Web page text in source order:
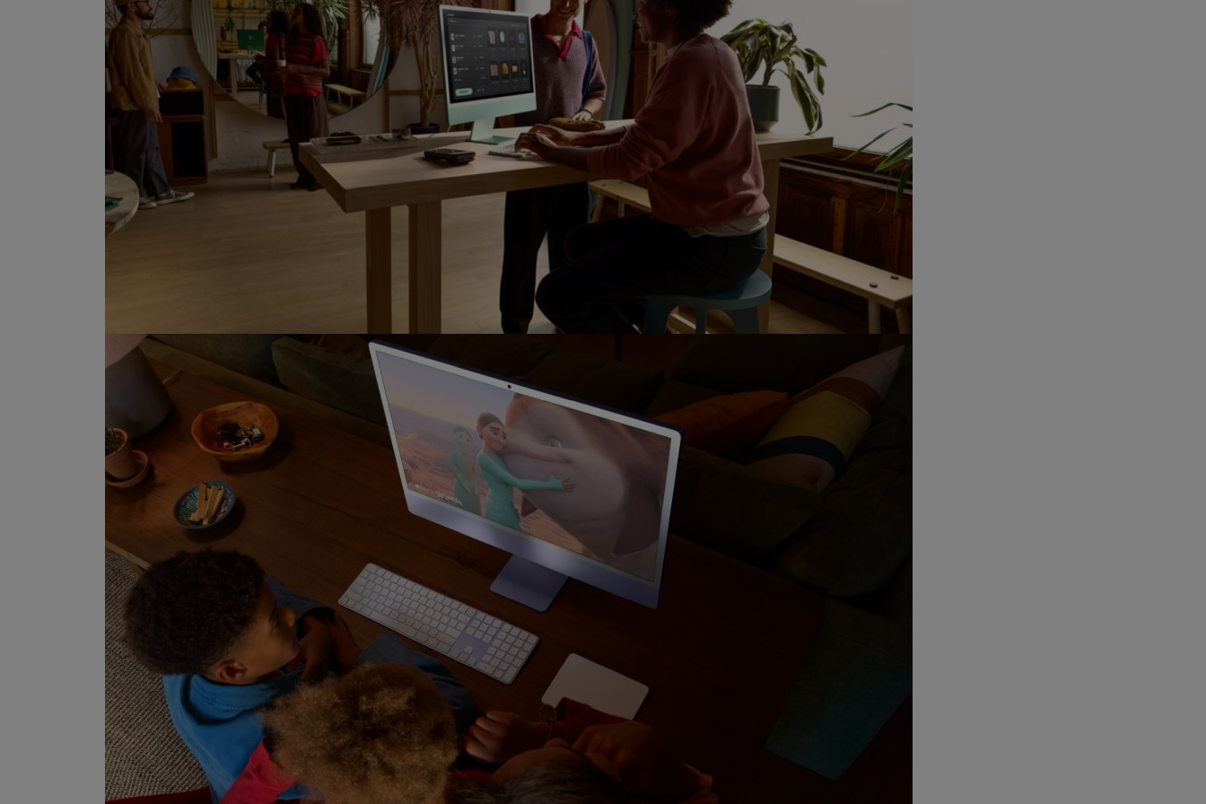
Marketingové cookies používáme my nebo naši partneři, abychom vám mohli zobrazit vhodné obsahy nebo reklamy jak
na našich stránkách, tak na stránkách třetích stran.